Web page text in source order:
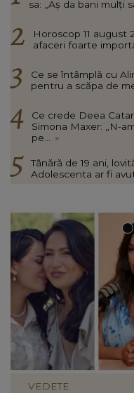
sa: „Aș da bani mulți
Horoscop 11 august
afaceri foarte
Ce se întâmplă cu
pentru a scăpa de
Ce crede Deea
Simona Maxer: „N-
pe...
»
Tânără de 19 ani,
Adolescenta ar fi